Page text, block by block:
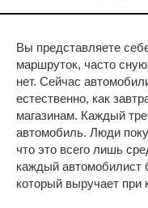
Вы представляете
маршруток, часто
нет. Сейчас
естественно, как
магазинам. Каждый
автомобиль. Люди
что это всего лишь
каждый автомобилист
который выручает при